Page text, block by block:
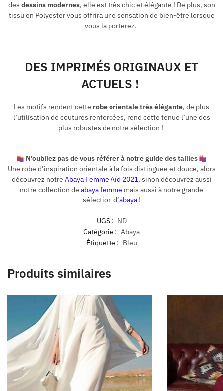
des dessins modernes, elle est très chic et élégante ! De plus, son
tissu en Polyester vous offrira une sensation de bien-être lorsque
vous la porterez.
DES IMPRIMÉS ORIGINAUX ET
ACTUELS !
Les motifs rendent cette robe orientale très élégante, de plus
l’utilisation de coutures renforcées, rend cette tenue l’une des
plus robustes de notre sélection !
N’oubliez pas de vous référer à notre guide des tailles
Une robe d’inspiration orientale à la fois distinguée et douce, alors
découvrez notre Abaya Femme Aïd 2021, sinon découvrez aussi
notre collection de abaya femme mais aussi à notre grande
sélection d’abaya !
UGS : ND
Catégorie : Abaya
Étiquette : Bleu
Produits similaires